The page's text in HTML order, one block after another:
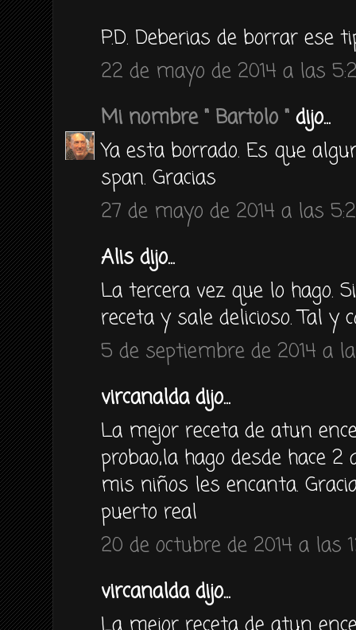
P.D. Deberias de borrar ese
22 de mayo de 2014 a las
Mi nombre " Bartolo " dijo...
Ya esta borrado. Es que
span. Gracias
27 de mayo de 2014 a las
Alis dijo...
La tercera vez que lo hago.
receta y sale delicioso. Tal y
5 de septiembre de 2014 a
vircanalda dijo...
La mejor receta de atun
probao,la hago desde hace
mis niños les encanta.
puerto real
20 de octubre de 2014 a las
vircanalda dijo...